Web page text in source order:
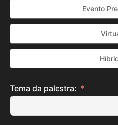
Evento
Tema da palestra: